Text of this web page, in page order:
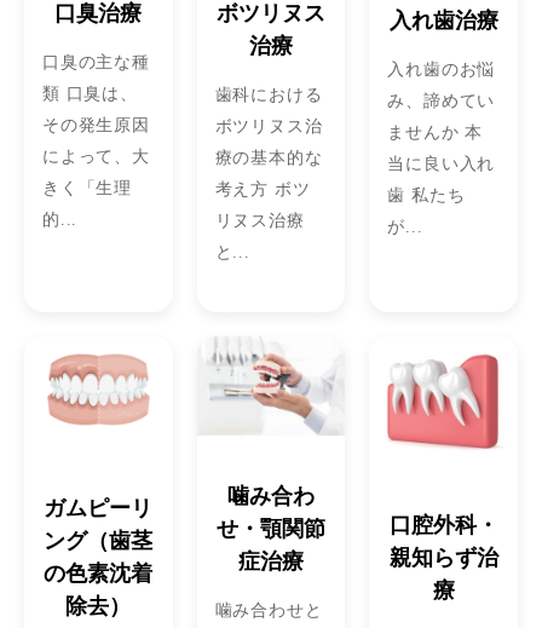
口臭治療
口臭の主な種
類 口臭は、
その発生原因
によって、大
きく「生理
的...
ボツリヌス
治療
歯科における
ボツリヌス治
療の基本的な
考え方 ボツ
リヌス治療
と...
入れ歯治療
入れ歯のお悩
み、諦めてい
ませんか 本
当に良い入れ
歯 私たち
が...
ガムピーリ
ング（歯茎
の色素沈着
除去）
噛み合わ
せ・顎関節
症治療
噛み合わせと
口腔外科・
親知らず治
療